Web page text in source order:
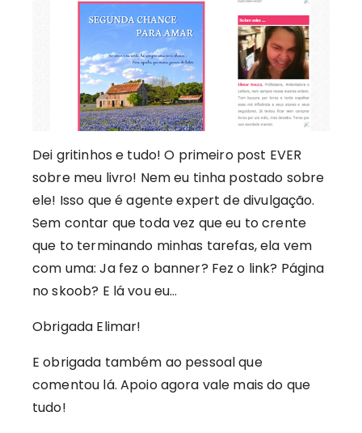
Dei gritinhos e tudo! O primeiro post EVER
sobre meu livro! Nem eu tinha postado sobre
ele! Isso que é agente expert de divulgação.
Sem contar que toda vez que eu to crente
que to terminando minhas tarefas, ela vem
com uma: Ja fez o banner? Fez o link? Página
no skoob? E lá vou eu…
Obrigada Elimar!
E obrigada também ao pessoal que
comentou lá. Apoio agora vale mais do que
tudo!